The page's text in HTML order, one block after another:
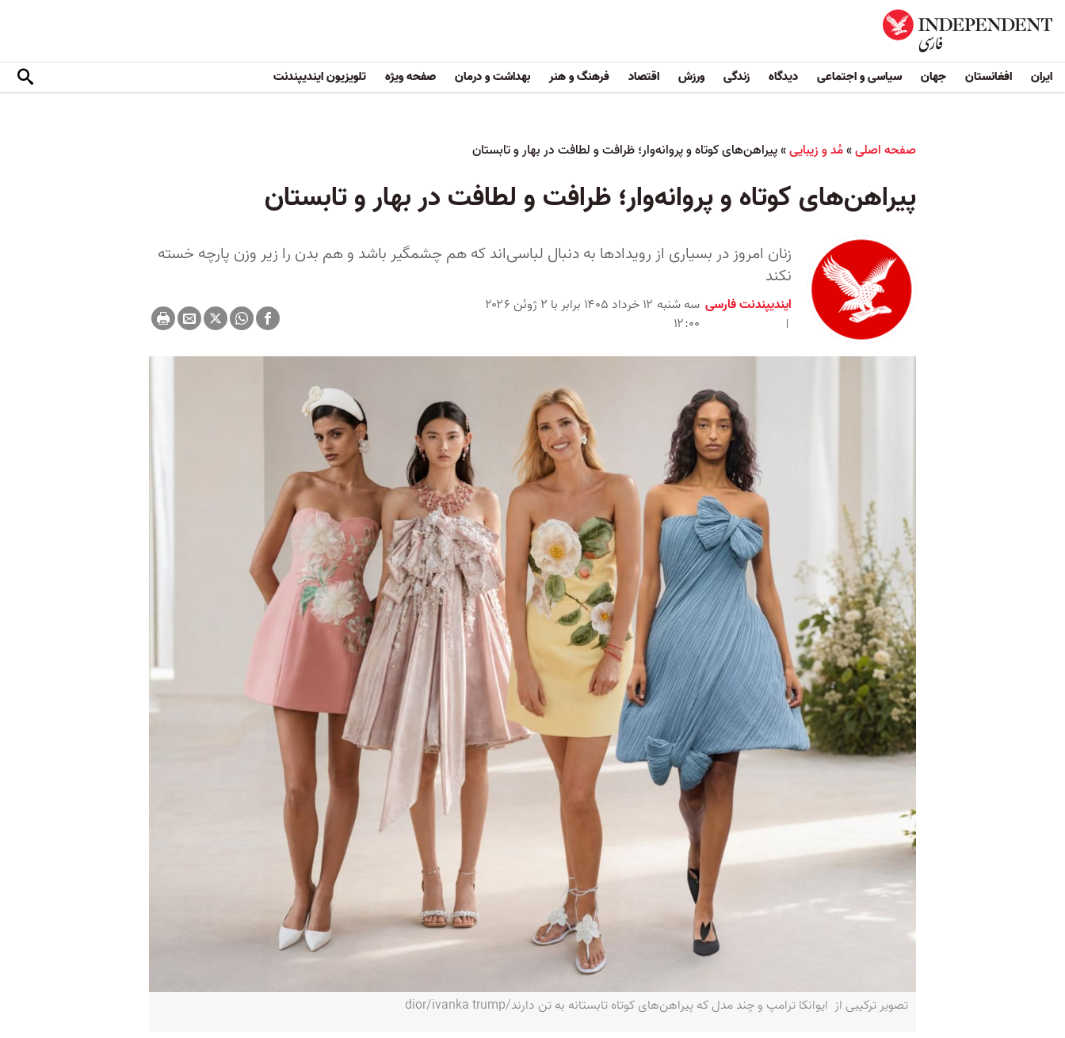
ایران افغانستان جهان سیاسی و اجتماعی دیدگاه زندگی ورزش اقتصاد فرهنگ و هنر بهداشت و درمان صفحه ویژه تلویزیون ایندیپندنت
صفحه اصلی»مُد و زیبایی»پیراهن‌های کوتاه و پروانه‌وار؛ ظرافت و لطافت در بهار و تابستان
پیراهن‌های کوتاه و پروانه‌وار؛ ظرافت و لطافت در بهار و تابستان
زنان امروز در بسیاری از رویدادها به دنبال لباسی‌اند که هم چشمگیر باشد و هم بدن را زیر وزن پارچه خسته
نکند
ایندیپندنت فارسی
سه شنبه ۱۲ خرداد ۱۴۰۵ برابر با ۲ ژوئن ۲۰۲۶
۱۲:۰۰
تصویر ترکیبی از ایوانکا ترامپ و چند مدل که پیراهن‌های کوتاه تابستانه به تن دارند/dior/ivanka trump